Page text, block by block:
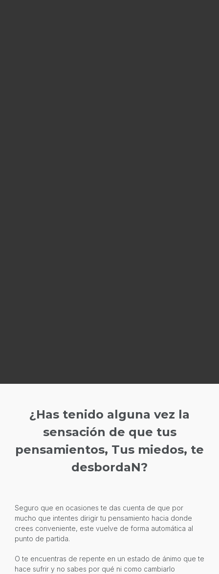
¿Has tenido alguna vez la
sensación de que tus
pensamientos, Tus miedos, te
desbordaN?
Seguro que en ocasiones te das cuenta de que por
mucho que intentes dirigir tu pensamiento hacia donde
crees conveniente, este vuelve de forma automática al
punto de partida.
O te encuentras de repente en un estado de ánimo que te
hace sufrir y no sabes por qué ni como cambiarlo